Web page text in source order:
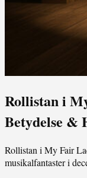
Rollistan i
Betydelse &
Rollistan i My Fair
musikalfantaster i